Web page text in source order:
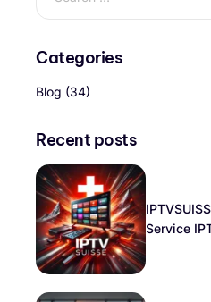
Categories
Blog (34)
Recent posts
Service